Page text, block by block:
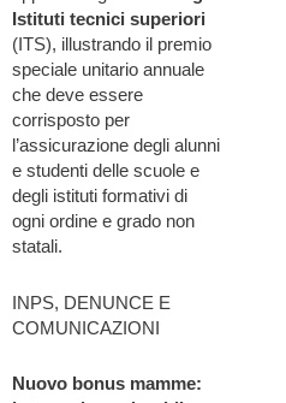
Istituti tecnici superiori
(ITS), illustrando il premio
speciale unitario annuale
che deve essere
corrisposto per
l’assicurazione degli alunni
e studenti delle scuole e
degli istituti formativi di
ogni ordine e grado non
statali.
INPS, DENUNCE E
COMUNICAZIONI
Nuovo bonus mamme: